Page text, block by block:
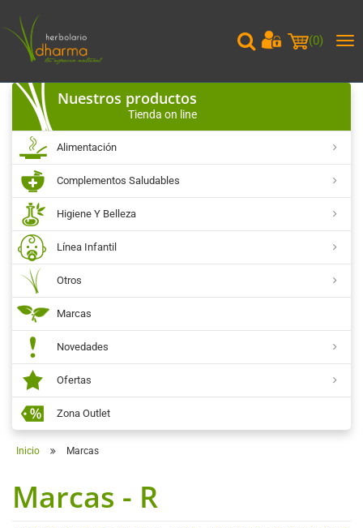
(0)
Nuestros productos
Tienda on line
Alimentación
Complementos Saludables
Higiene Y Belleza
Línea Infantil
Otros
Marcas
Novedades
Ofertas
Zona Outlet
Inicio Marcas
Marcas - R